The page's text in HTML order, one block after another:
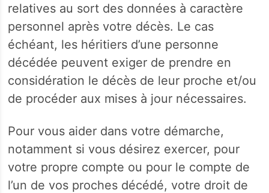
relatives au sort des données à caractère
personnel après votre décès. Le cas
échéant, les héritiers d’une personne
décédée peuvent exiger de prendre en
considération le décès de leur proche et/ou
de procéder aux mises à jour nécessaires.
Pour vous aider dans votre démarche,
notamment si vous désirez exercer, pour
votre propre compte ou pour le compte de
l’un de vos proches décédé, votre droit de